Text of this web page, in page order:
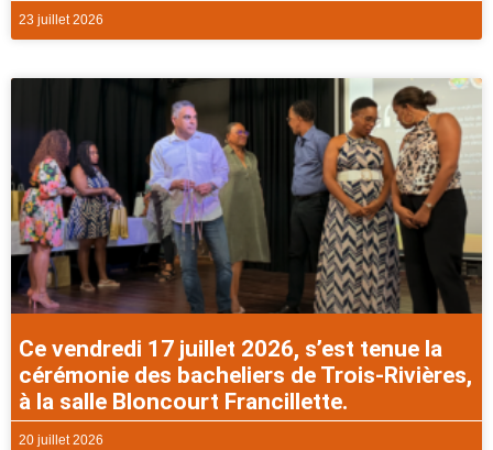
23 juillet 2026
Ce vendredi 17 juillet 2026, s’est tenue la
cérémonie des bacheliers de Trois-Rivières,
à la salle Bloncourt Francillette.
20 juillet 2026